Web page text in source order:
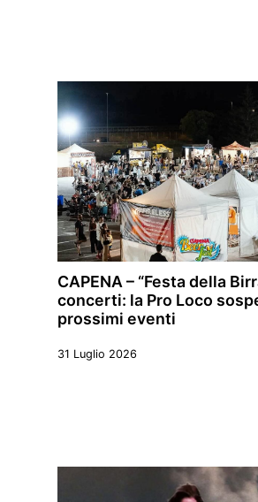
CAPENA – “Festa della
concerti: la Pro Loco
prossimi eventi
31 Luglio 2026